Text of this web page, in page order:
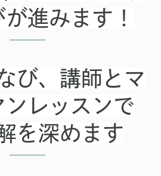
進みます！
び、講師とマ
ンレッスンで
を深めます